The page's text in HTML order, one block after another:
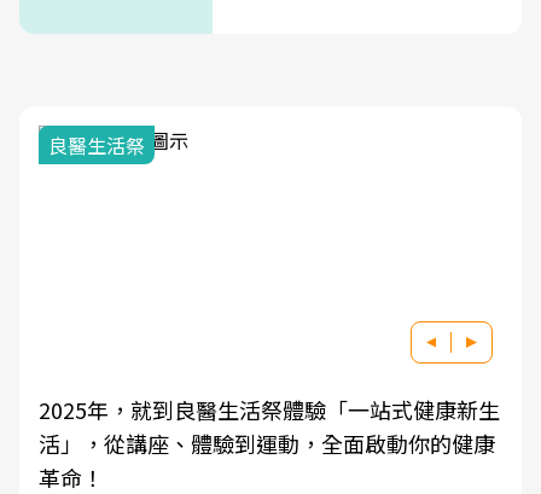
良醫生活祭
2025年，就到良醫生活祭體驗「一站式健康新生
活」，從講座、體驗到運動，全面啟動你的健康
革命！